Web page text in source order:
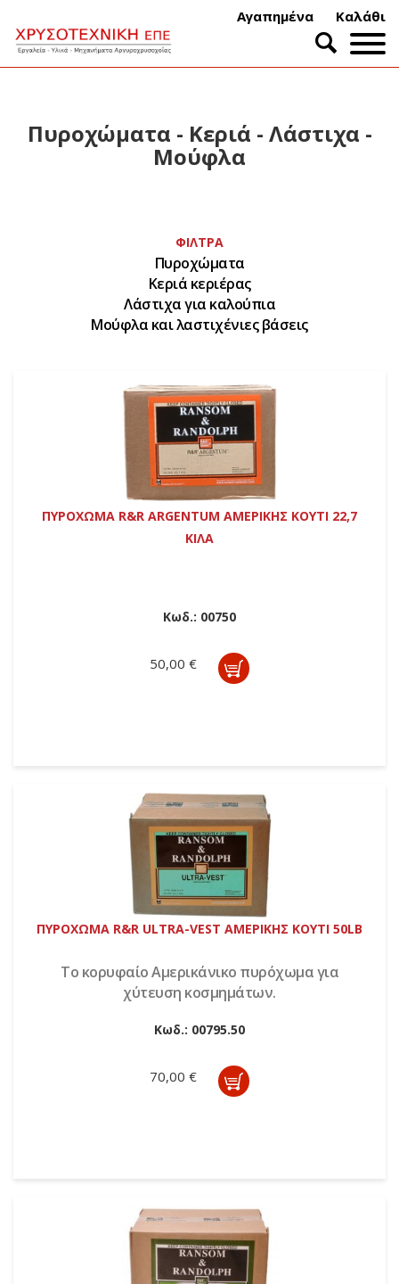
Αγαπημένα Καλάθι
Πυροχώματα - Κεριά - Λάστιχα -
Μούφλα
ΦΊΛΤΡΑ
Πυροχώματα
Κεριά κεριέρας
Λάστιχα για καλούπια
Μούφλα και λαστιχένιες βάσεις
ΠΥΡΟΧΩΜΑ R&R ARGENTUM ΑΜΕΡΙΚΗΣ ΚΟΥΤΙ 22,7
ΚΙΛΑ
Κωδ.: 00750
50,00 €
ΠΥΡΟΧΩΜΑ R&R ULTRA-VEST ΑΜΕΡΙΚΗΣ KOYTI 50LB
Το κορυφαίο Αμερικάνικο πυρόχωμα για
χύτευση κοσμημάτων.
Κωδ.: 00795.50
70,00 €